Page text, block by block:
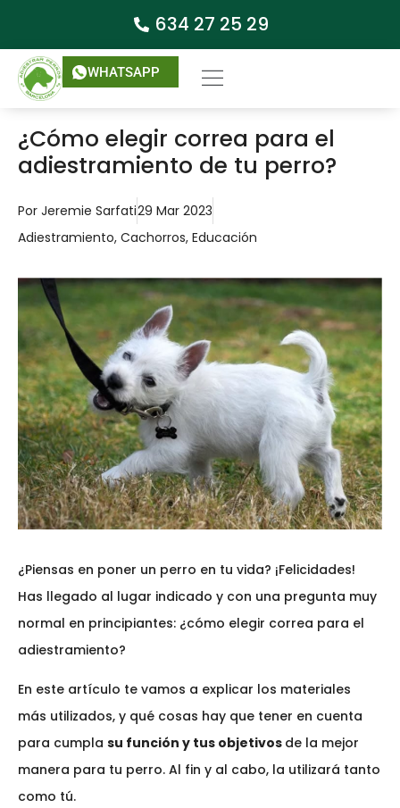
634 27 25 29
WHATSAPP
¿Cómo elegir correa para el
adiestramiento de tu perro?
Por Jeremie Sarfati29 Mar 2023
Adiestramiento, Cachorros, Educación
¿Piensas en poner un perro en tu vida? ¡Felicidades!
Has llegado al lugar indicado y con una pregunta muy
normal en principiantes: ¿cómo elegir correa para el
adiestramiento?
En este artículo te vamos a explicar los materiales
más utilizados, y qué cosas hay que tener en cuenta
para cumpla su función y tus objetivos de la mejor
manera para tu perro. Al fin y al cabo, la utilizará tanto
como tú.